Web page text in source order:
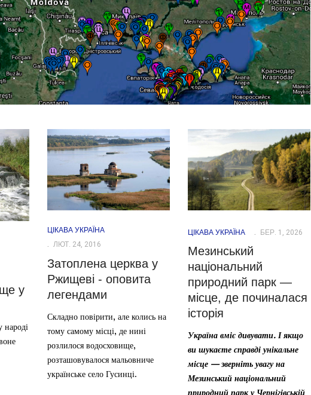
у
народі
ЦІКАВА УКРАЇНА
ЛЮТ. 24, 2016
Затоплена церква у
Ржищеві - оповита
легендами
Складно повірити, але колись на
тому самому місці, де нині
розлилося водосховище,
розташовувалося мальовниче
українське село Гусинці.
ЦІКАВА УКРАЇНА БЕР. 1, 2026
Мезинський
національний
природний парк —
місце, де починалася
історія
Україна вміє дивувати. І якщо
ви шукаєте справді унікальне
місце — зверніть увагу на
Мезинський національний
природний парк у Чернігівській